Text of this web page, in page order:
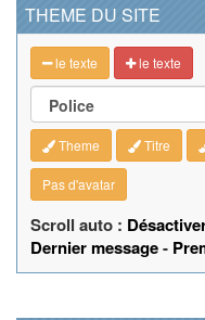
THEME DU SITE
le texte le texte
Theme Titre
Pas d'avatar
Scroll auto :
Dernier message-